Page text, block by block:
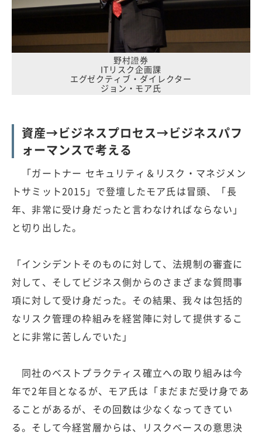
野村證券
ITリスク企画課
エグゼクティブ・ダイレクター
ジョン・モア氏
資産→ビジネスプロセス→ビジネスパフ
ォーマンスで考える
「ガートナー セキュリティ＆リスク・マネジメン
トサミット2015」で登壇したモア氏は冒頭、「長
年、非常に受け身だったと言わなければならない」
と切り出した。
「インシデントそのものに対して、法規制の審査に
対して、そしてビジネス側からのさまざまな質問事
項に対して受け身だった。その結果、我々は包括的
なリスク管理の枠組みを経営陣に対して提供するこ
とに非常に苦しんでいた」
同社のベストプラクティス確立への取り組みは今
年で2年目となるが、モア氏は「まだまだ受け身であ
ることがあるが、その回数は少なくなってきてい
る。そして今経営層からは、リスクベースの意思決